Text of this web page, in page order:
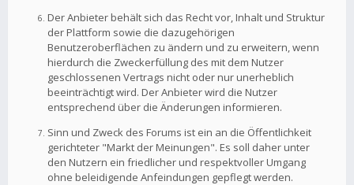
Der Anbieter behält sich das Recht vor, Inhalt und Struktur
der Plattform sowie die dazugehörigen
Benutzeroberflächen zu ändern und zu erweitern, wenn
hierdurch die Zweckerfüllung des mit dem Nutzer
geschlossenen Vertrags nicht oder nur unerheblich
beeinträchtigt wird. Der Anbieter wird die Nutzer
entsprechend über die Änderungen informieren.
Sinn und Zweck des Forums ist ein an die Öffentlichkeit
gerichteter "Markt der Meinungen". Es soll daher unter
den Nutzern ein friedlicher und respektvoller Umgang
ohne beleidigende Anfeindungen gepflegt werden.